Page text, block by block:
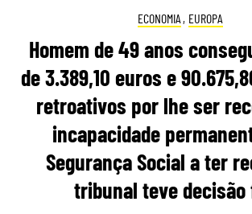
ECONOMIA , EUROPA
Homem de 49 anos
de 3.389,10 euros e
retroativos por lhe ser
incapacidade
Segurança Social a ter
tribunal teve decisão